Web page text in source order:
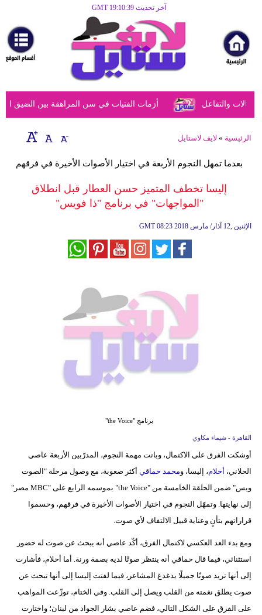
آخر تحديث GMT 19:10:39
مرأة
أزياء
أزياء
إسلامية
ديكور
أزمات الفتيات في سن المراهقة بين الضيق والتفاعل
الرئيسية » لايف لاستايل
بعدما تمهل النجوم الأربعة في اختيار الأصوات الأخيرة في فرقهم
إليسا تخطف المتميز حسن العطار قبل انطلاق
"المواجهات" في برنامج "ذا فويس"
GMT 08:23 2018 الإثنين ,12 آذار/ مارس
برنامج "the Voice"
القاهرة - شيماء مكاوي
أوشكت الفرق على الاكتمال، وباتت مهمة النجوم، المدرّبين الأربعة عاصي
الحلاني، أحلام، إليسا، ومحمد حماقي أكثر صعوبة، مع وصول مرحلة "الصوت
وبس" ضمن الحلقة الخامسة من "the Voice" بموسمه الرابع على "MBC مصر"
إلى نهايتها. وتمهّل النجوم في اختيار الأصوات الأخيرة في فرقهم، وحسموا
قراراتهم بتأنٍ وعناية قبيل الالتفاف لأي صوت.
ومع بدء العد العكسي لاكتمال الفرق، أكّد عاصي أنه يبحث عن صوت له حضور
استثنائي، فيما قال حماقي أنه ينتظر صوتًا لديه بصمة ورنة. أما أحلام، فأشارت
إلى أنها تريد صوتًا جميلًا يدغدغ المشاعر، فيما لفتت إليسا إلى أنها تبحث عن
صوت يطلق نغمته من القلب ويصل إلى القلب. وفي الختام، توزّعت المواهب
على الفرق على الشكل التالي، فضم عاصي بشار الجواد من لبنان؛ واختارت